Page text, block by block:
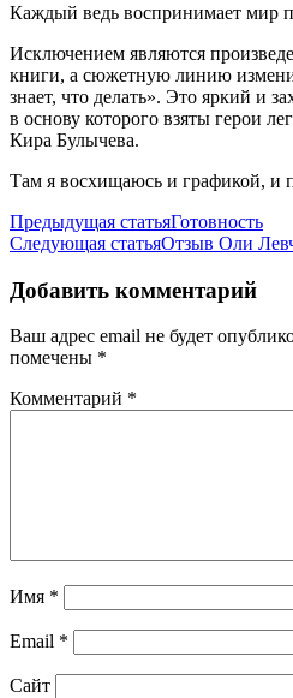
Каждый ведь воспринимает мир
Исключением являются
книги, а сюжетную линию
знает, что делать». Это яркий и
в основу которого взяты герои
Кира Булычева.
Там я восхищаюсь и графикой, и
Навигация
по
записям
Предыдущая статьяГотовность
Следующая статьяОтзыв Оли
Добавить комментарий
Ваш адрес email не будет
помечены *
Комментарий *
Имя *
Email *
Сайт